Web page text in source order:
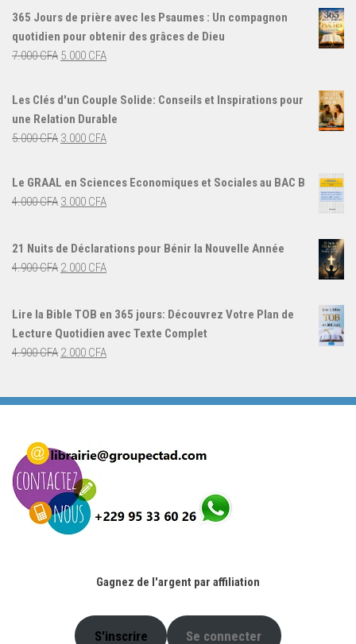
365 Jours de prière avec les Psaumes : Un compagnon
quotidien pour obtenir des grâces de Dieu
7.000CFA Le
initial
était :
7.000 CFA.
5.000 CFALe
actuel
est :
Les Clés d'un Couple Solide: Conseils et Inspirations pour
une Relation Durable
5.000CFA Le
initial
était :
3.000 CFALe
actuel
Le GRAAL en Sciences Economiques et Sociales au BAC B
4.000CFA Le
4.000 CFA.
3.000 CFALe
3.000 CFA.
21 Nuits de Déclarations pour Bénir la Nouvelle Année
4.900CFA Le
4.900 CFA.
2.000 CFALe
Lire la Bible TOB en 365 jours: Découvrez Votre Plan de
Lecture Quotidien avec Texte Complet
4.900CFA Le
était :
2.000 CFALe
est :
Gagnez de l'argent par affiliation
S'inscrire Se connecter